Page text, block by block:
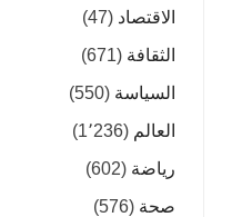
الاقتصاد (47)
الثقافة (671)
السياسة (550)
العالم (1٬236)
رياضة (602)
صحة (576)